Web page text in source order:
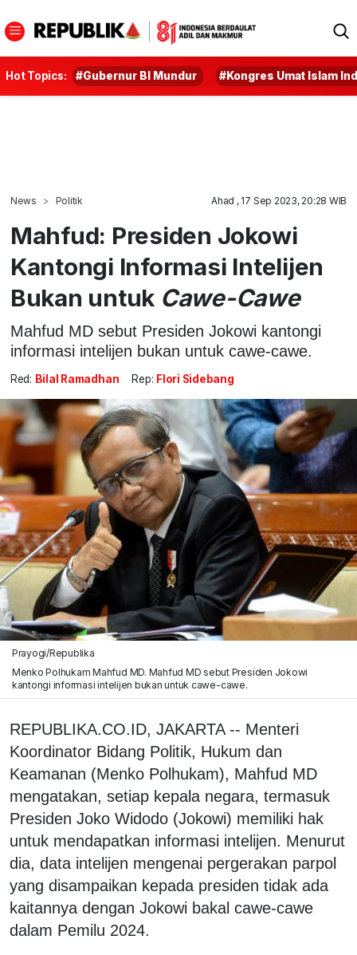
Hot Topics: #Gubernur BI Mundur #Kongres Umat Islam
News Politik Ahad , 17 Sep 2023, 20:28 WIB
Mahfud: Presiden Jokowi
Kantongi Informasi Intelijen
Bukan untuk Cawe-Cawe
Mahfud MD sebut Presiden Jokowi kantongi
informasi intelijen bukan untuk cawe-cawe.
Red: Bilal Ramadhan Rep: Flori Sidebang
Prayogi/Republika
Menko Polhukam Mahfud MD. Mahfud MD sebut Presiden Jokowi
kantongi informasi intelijen bukan untuk cawe-cawe.
REPUBLIKA.CO.ID, JAKARTA -- Menteri
Koordinator Bidang Politik, Hukum dan
Keamanan (Menko Polhukam), Mahfud MD
mengatakan, setiap kepala negara, termasuk
Presiden Joko Widodo (Jokowi) memiliki hak
untuk mendapatkan informasi intelijen. Menurut
dia, data intelijen mengenai pergerakan parpol
yang disampaikan kepada presiden tidak ada
kaitannya dengan Jokowi bakal cawe-cawe
dalam Pemilu 2024.